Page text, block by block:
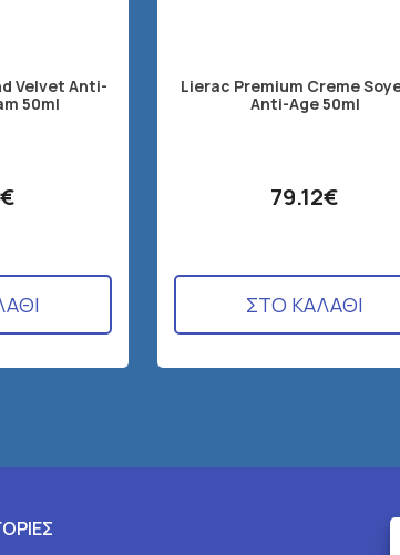
Velvet Anti-
50ml
Lierac Premium Creme
Anti-Age 50ml
79.12€
ΣΤΟ ΚΑΛΑΘΙ